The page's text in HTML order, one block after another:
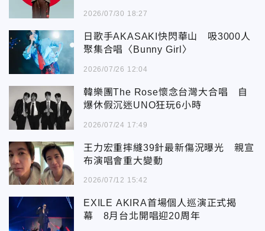
2026/07/30 18:27
日歌手AKASAKI快閃華山 吸3000人
聚集合唱〈Bunny Girl〉
2026/07/26 12:04
韓樂團The Rose懷念台灣大合唱 自
爆休假沉迷UNO狂玩6小時
2026/07/24 17:49
王力宏重摔縫39針最新傷況曝光 親宣
布演唱會重大變動
2026/07/12 15:42
EXILE AKIRA首場個人巡演正式揭
幕 8月台北開唱迎20周年